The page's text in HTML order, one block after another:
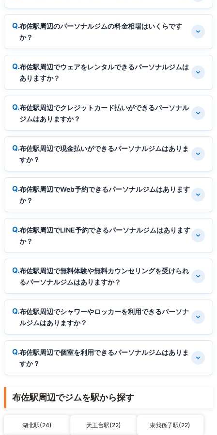
布佐駅周辺のパーソナルジムの料金相場はいくらです
か？
布佐駅周辺でウェアをレンタルできるパーソナルジムは
ありますか？
布佐駅周辺でクレジットカード払いができるパーソナル
ジムはありますか？
布佐駅周辺で現金払いができるパーソナルジムはありま
すか？
布佐駅周辺でWeb予約できるパーソナルジムはあります
か？
布佐駅周辺でLINE予約できるパーソナルジムはあります
か？
布佐駅周辺で無料体験や無料カウンセリングを受けられ
るパーソナルジムはありますか？
布佐駅周辺でシャワーやロッカーを利用できるパーソナ
ルジムはありますか？
布佐駅周辺で個室を利用できるパーソナルジムはありま
すか？
布佐駅周辺でジムを駅から探す
湖北駅(24) 天王台駅(22) 東我孫子駅(22)